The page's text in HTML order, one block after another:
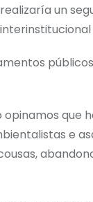
un
opinamos que
e